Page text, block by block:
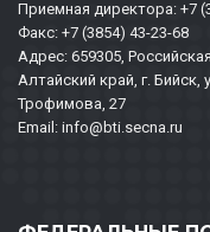
Приемная директора: +7
Факс: +7 (3854) 43-23-68
Адрес: 659305,
Алтайский край, г.
Трофимова, 27
Email: info@bti.secna.ru